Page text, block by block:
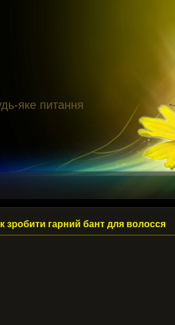
яке питання
зробити гарний бант для волосся